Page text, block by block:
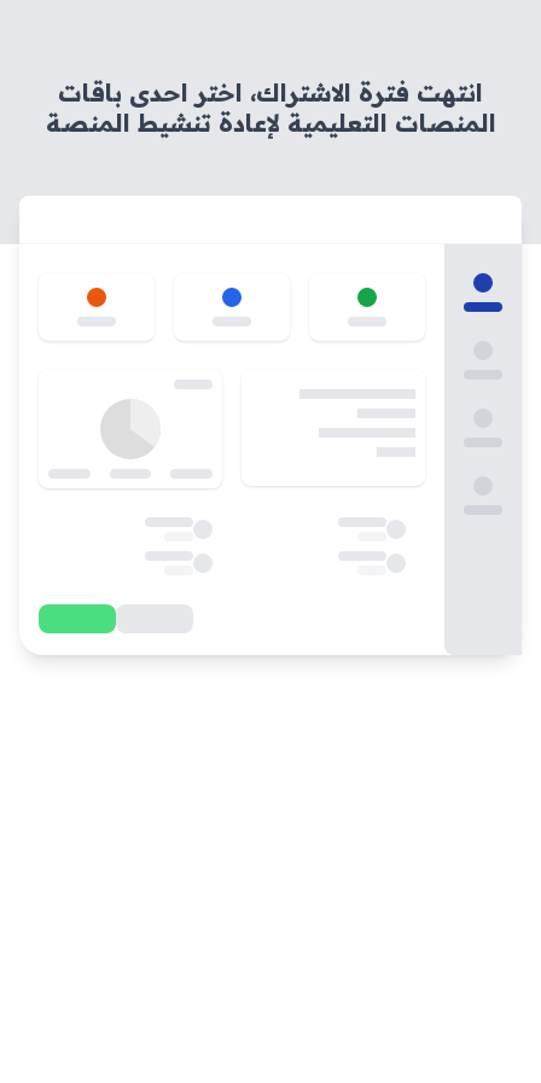
انتهت فترة الاشتراك، اختر احدى باقات
المنصات التعليمية لإعادة تنشيط المنصة